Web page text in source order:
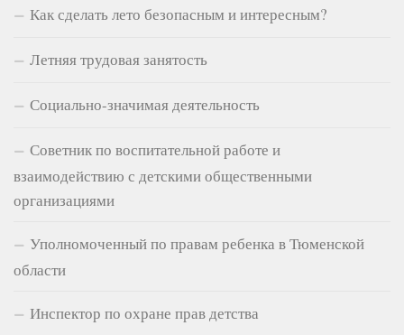
Как сделать лето безопасным и интересным?
Летняя трудовая занятость
Социально-значимая деятельность
Советник по воспитательной работе и
взаимодействию с детскими общественными
организациями
Уполномоченный по правам ребенка в Тюменской
области
Инспектор по охране прав детства